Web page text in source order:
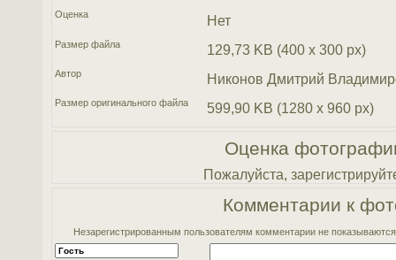
Оценка Нет
Размер файла 129,73 KB (400 x 300 px)
Автор Никонов Дмитрий
Размер оригинального файла 599,90 KB (1280 x 960 px)
Оценка
Пожалуйста,
Комментарии к
Незарегистрированным пользователям комментарии не